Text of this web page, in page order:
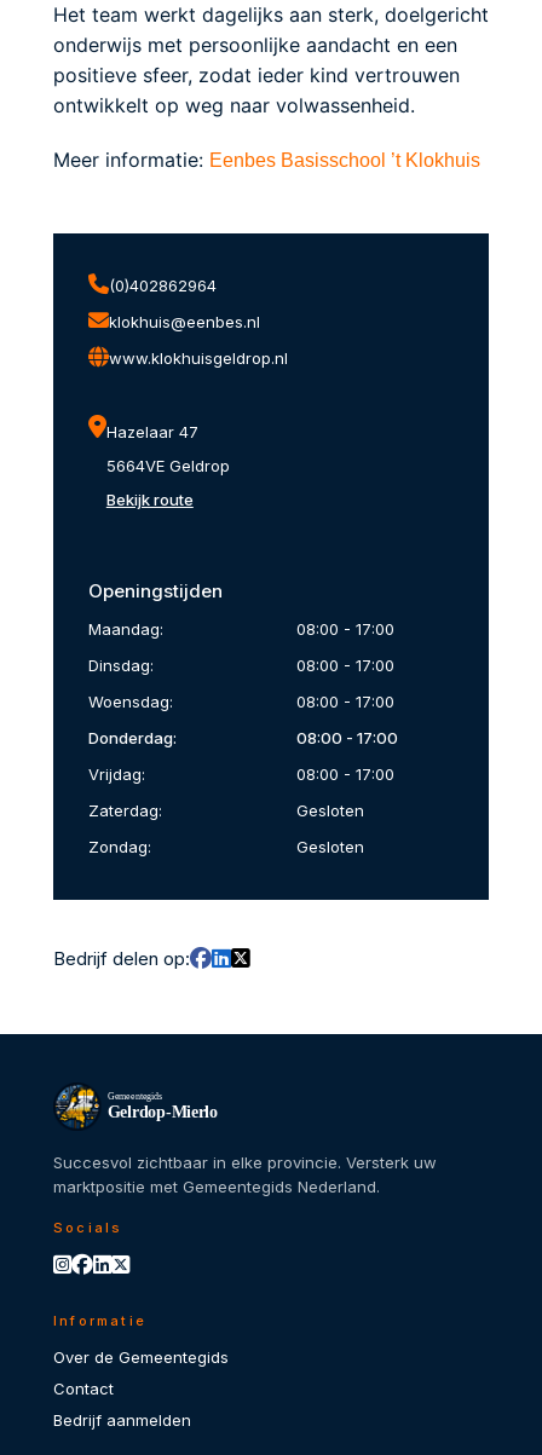
Het team werkt dagelijks aan sterk, doelgericht
onderwijs met persoonlijke aandacht en een
positieve sfeer, zodat ieder kind vertrouwen
ontwikkelt op weg naar volwassenheid.
Meer informatie: Eenbes Basisschool ’t Klokhuis
(0)402862964
klokhuis@eenbes.nl
www.klokhuisgeldrop.nl
Hazelaar 47
5664VE Geldrop
Bekijk route
Openingstijden
Maandag:
08:00 - 17:00
Dinsdag:
08:00 - 17:00
Woensdag:
08:00 - 17:00
Donderdag:
08:00 - 17:00
Vrijdag:
08:00 - 17:00
Zaterdag:
Gesloten
Zondag:
Gesloten
Bedrijf delen op:
Gemeentegids
Gelrdop-Mierlo
Succesvol zichtbaar in elke provincie. Versterk uw
marktpositie met Gemeentegids Nederland.
Socials
Informatie
Over de Gemeentegids
Contact
Bedrijf aanmelden